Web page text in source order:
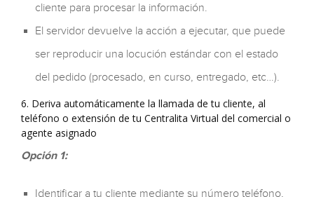
cliente para procesar la información.
El servidor devuelve la acción a ejecutar, que puede
ser reproducir una locución estándar con el estado
del pedido (procesado, en curso, entregado, etc…).
6. Deriva automáticamente la llamada de tu cliente, al
teléfono o extensión de tu Centralita Virtual del comercial o
agente asignado
Opción 1:
Identificar a tu cliente mediante su número teléfono,